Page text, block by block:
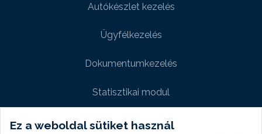
Ez a weboldal sütiket használ
Autókészlet kezelés
Ügyfélkezelés
Dokumentumkezelés
Statisztikai modul
Weboldal modul